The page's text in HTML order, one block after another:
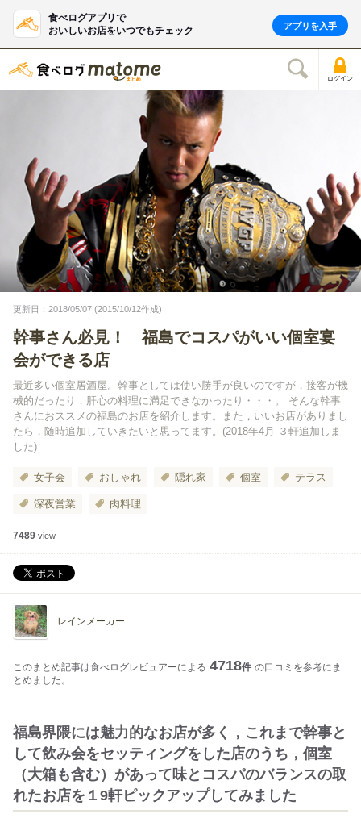
食べログアプリで
おいしいお店をいつでもチェック
アプリを入手
ログイン
更新日：2018/05/07 (2015/10/12作成)
幹事さん必見！ 福島でコスパがいい個室宴
会ができる店
最近多い個室居酒屋。幹事としては使い勝手が良いのですが，接客が機
械的だったり，肝心の料理に満足できなかったり・・・。 そんな幹事
さんにおススメの福島のお店を紹介します。また，いいお店がありまし
たら，随時追加していきたいと思ってます。(2018年4月 ３軒追加しま
した)
女子会 おしゃれ 隠れ家 個室 テラス
深夜営業 肉料理
7489 view
レインメーカー
このまとめ記事は食べログレビュアーによる 4718件 の口コミを参考にま
とめました。
福島界隈には魅力的なお店が多く，これまで幹事と
して飲み会をセッティングをした店のうち，個室
（大箱も含む）があって味とコスパのバランスの取
れたお店を１9軒ピックアップしてみました